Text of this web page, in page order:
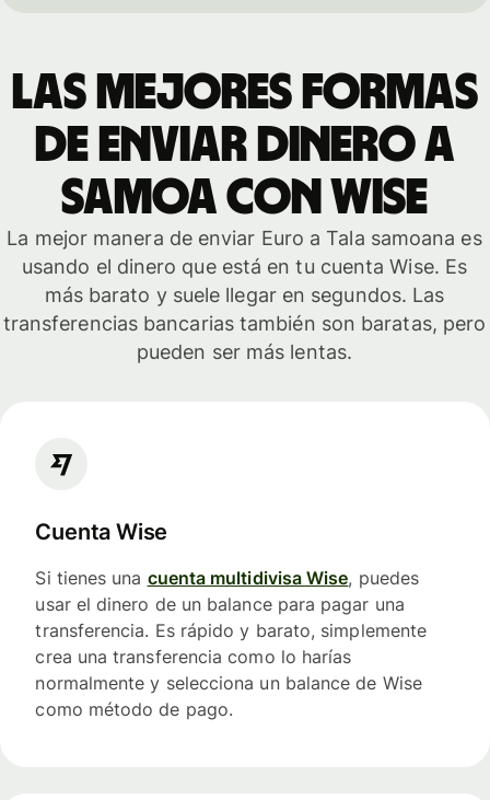
Las mejores formas
de enviar dinero a
Samoa con Wise
La mejor manera de enviar Euro a Tala samoana es
usando el dinero que está en tu cuenta Wise. Es
más barato y suele llegar en segundos. Las
transferencias bancarias también son baratas, pero
pueden ser más lentas.
Cuenta Wise
Si tienes una cuenta multidivisa Wise, puedes
usar el dinero de un balance para pagar una
transferencia. Es rápido y barato, simplemente
crea una transferencia como lo harías
normalmente y selecciona un balance de Wise
como método de pago.